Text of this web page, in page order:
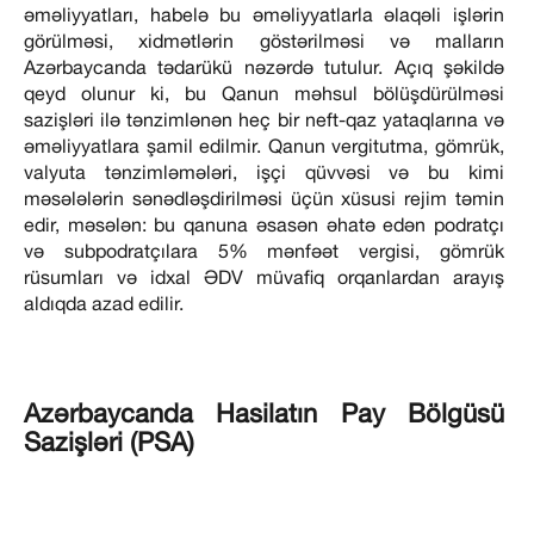
əməliyyatları, habelə bu əməliyyatlarla əlaqəli işlərin
görülməsi, xidmətlərin göstərilməsi və malların
Azərbaycanda tədarükü nəzərdə tutulur. Açıq şəkildə
qeyd olunur ki, bu Qanun məhsul bölüşdürülməsi
sazişləri ilə tənzimlənən heç bir neft-qaz yataqlarına və
əməliyyatlara şamil edilmir. Qanun vergitutma, gömrük,
valyuta tənzimləmələri, işçi qüvvəsi və bu kimi
məsələlərin sənədləşdirilməsi üçün xüsusi rejim təmin
edir, məsələn: bu qanuna əsasən əhatə edən podratçı
və subpodratçılara 5% mənfəət vergisi, gömrük
rüsumları və idxal ƏDV müvafiq orqanlardan arayış
aldıqda azad edilir.
Azərbaycanda Hasilatın Pay Bölgüsü
Sazişləri (PSA)